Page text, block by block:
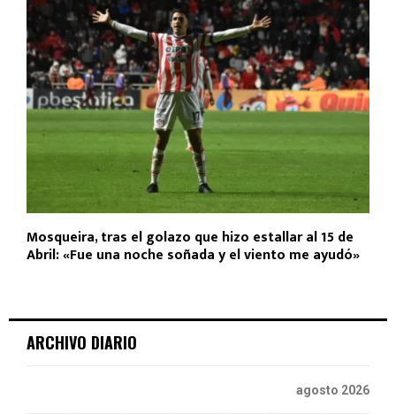
Mosqueira, tras el golazo que hizo estallar al 15 de
Abril: «Fue una noche soñada y el viento me ayudó»
ARCHIVO DIARIO
agosto 2026